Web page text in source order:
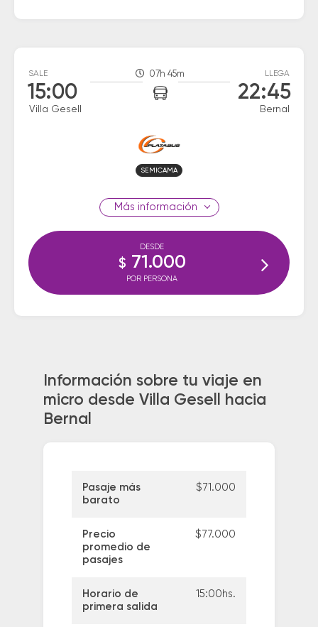
SALE
15:00
Villa Gesell
07h 45m LLEGA
22:45
Bernal
SEMICAMA
información
DESDE
$ 71.000
POR PERSONA
Información sobre tu viaje en
micro desde Villa Gesell hacia
Bernal
Pasaje más
barato
$71.000
Precio
promedio de
pasajes
$77.000
Horario de
primera salida
15:00hs.